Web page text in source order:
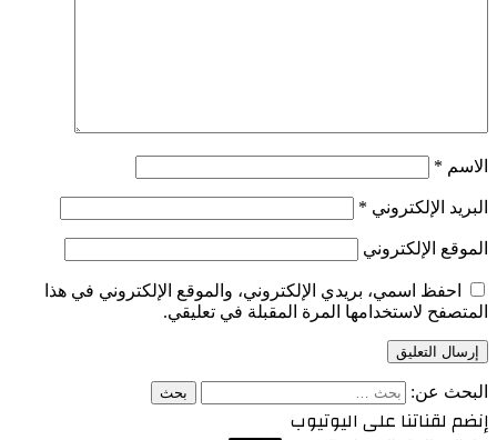
الاسم *
البريد الإلكتروني *
الموقع الإلكتروني
احفظ اسمي، بريدي الإلكتروني، والموقع الإلكتروني في هذا
المتصفح لاستخدامها المرة المقبلة في تعليقي.
البحث عن:
إنضم لقناتنا على اليوتيوب